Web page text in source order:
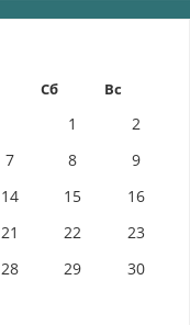
Сб Вс
1
2
7 8
9
14 15
16
21 22
23
28 29
30